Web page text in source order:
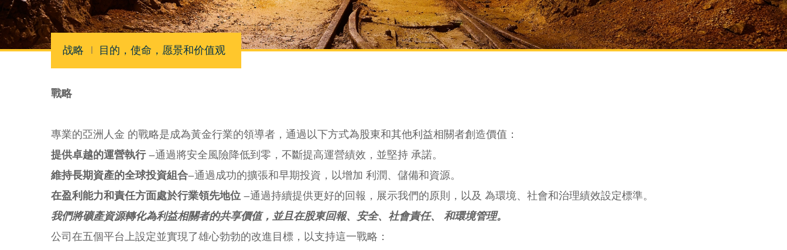
战略 | 目的，使命，愿景和价值观
戰略
專業的亞洲人金 的戰略是成為黃金行業的領導者，通過以下方式為股東和其他利益相關者創造價值：
提供卓越的運營執行–通過將安全風險降低到零，不斷提高運營績效，並堅持 承諾。
維持長期資產的全球投資組合–通過成功的擴張和早期投資，以增加 利潤、儲備和資源。
在盈利能力和責任方面處於行業領先地位 –通過持續提供更好的回報，展示我們的原則，以及 為環境、社會和治理績效設定標準。
我們將礦產資源轉化為利益相關者的共享價值，並且在股東回報、安全、社會責任、 和環境管理。
公司在五個平台上設定並實現了雄心勃勃的改進目標，以支持這一戰略：